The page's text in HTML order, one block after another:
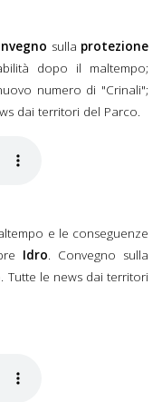
sulla protezione
dopo il maltempo;
numero di "Crinali";
dai territori del Parco.
del 10
e le conseguenze
Idro. Convegno sulla
Tutte le news dai territori
del 3